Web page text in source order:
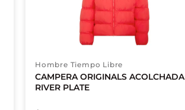
Hombre Tiempo Libre
CAMPERA ORIGINALS ACOLCHADA
RIVER PLATE